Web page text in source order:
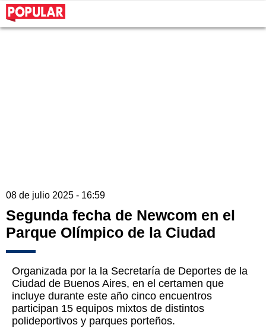
08 de julio 2025 - 16:59
Segunda fecha de Newcom en el
Parque Olímpico de la Ciudad
Organizada por la la Secretaría de Deportes de la
Ciudad de Buenos Aires, en el certamen que
incluye durante este año cinco encuentros
participan 15 equipos mixtos de distintos
polideportivos y parques porteños.